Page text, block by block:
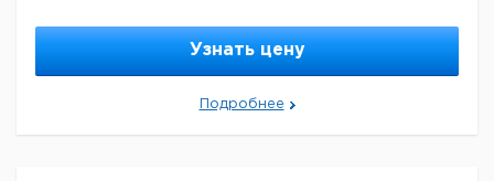
Узнать цену
Подробнее